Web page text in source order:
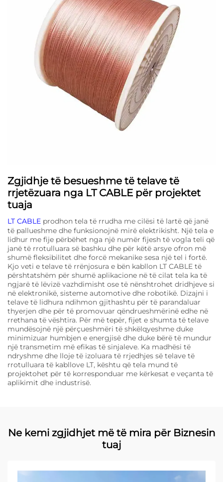
Zgjidhje të besueshme të telave të
rrjetëzuara nga LT CABLE për projektet
tuaja
LT CABLE prodhon tela të rrudha me cilësi të lartë që janë
të pallueshme dhe funksionojnë mirë elektrikisht. Një tela e
lidhur me fije përbëhet nga një numër fijesh të vogla teli që
janë të rrotulluara së bashku dhe për këtë arsye ofron më
shumë fleksibilitet dhe forcë mekanike sesa një tel i fortë.
Kjo veti e telave të rrënjosura e bën kabllon LT CABLE të
përshtatshëm për shumë aplikacione në të cilat tela ka të
ngjarë të lëvizë vazhdimisht ose të nënshtrohet dridhjeve si
në elektronikë, sisteme automotive dhe robotikë. Dizajni i
telave të lidhura ndihmon gjithashtu për të parandaluar
thyerjen dhe për të promovuar qëndrueshmërinë edhe në
rrethana të vështira. Për më tepër, fijet e shumta të telave
mundësojnë një përçueshmëri të shkëlqyeshme duke
minimizuar humbjen e energjisë dhe duke bërë të mundur
një transmetim më efikas të sinjaleve. Ka madhësi të
ndryshme dhe lloje të izoluara të rrjedhjes së telave të
rrotulluara të kabllove LT, kështu që tela mund të
projektohet për të korresponduar me kërkesat e veçanta të
aplikimit dhe industrisë.
Ne kemi zgjidhjet më të mira për Biznesin
tuaj